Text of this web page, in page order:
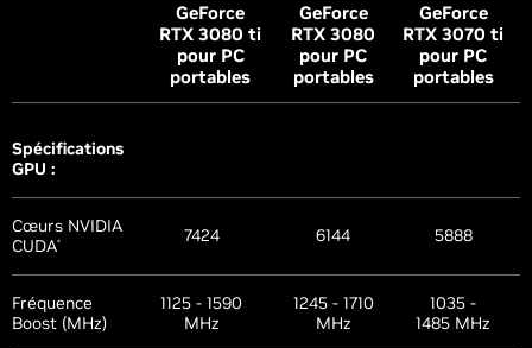
GeForce
RTX 3080 ti
pour PC
portables
GeForce
RTX 3080
pour PC
portables
GeForce
RTX 3070 ti
pour PC
portables
Spécifications
GPU :
Cœurs NVIDIA
CUDA® 7424 6144 5888
Fréquence
Boost (MHz)
1125 - 1590
MHz
1245 - 1710
MHz
1035 -
1485 MHz